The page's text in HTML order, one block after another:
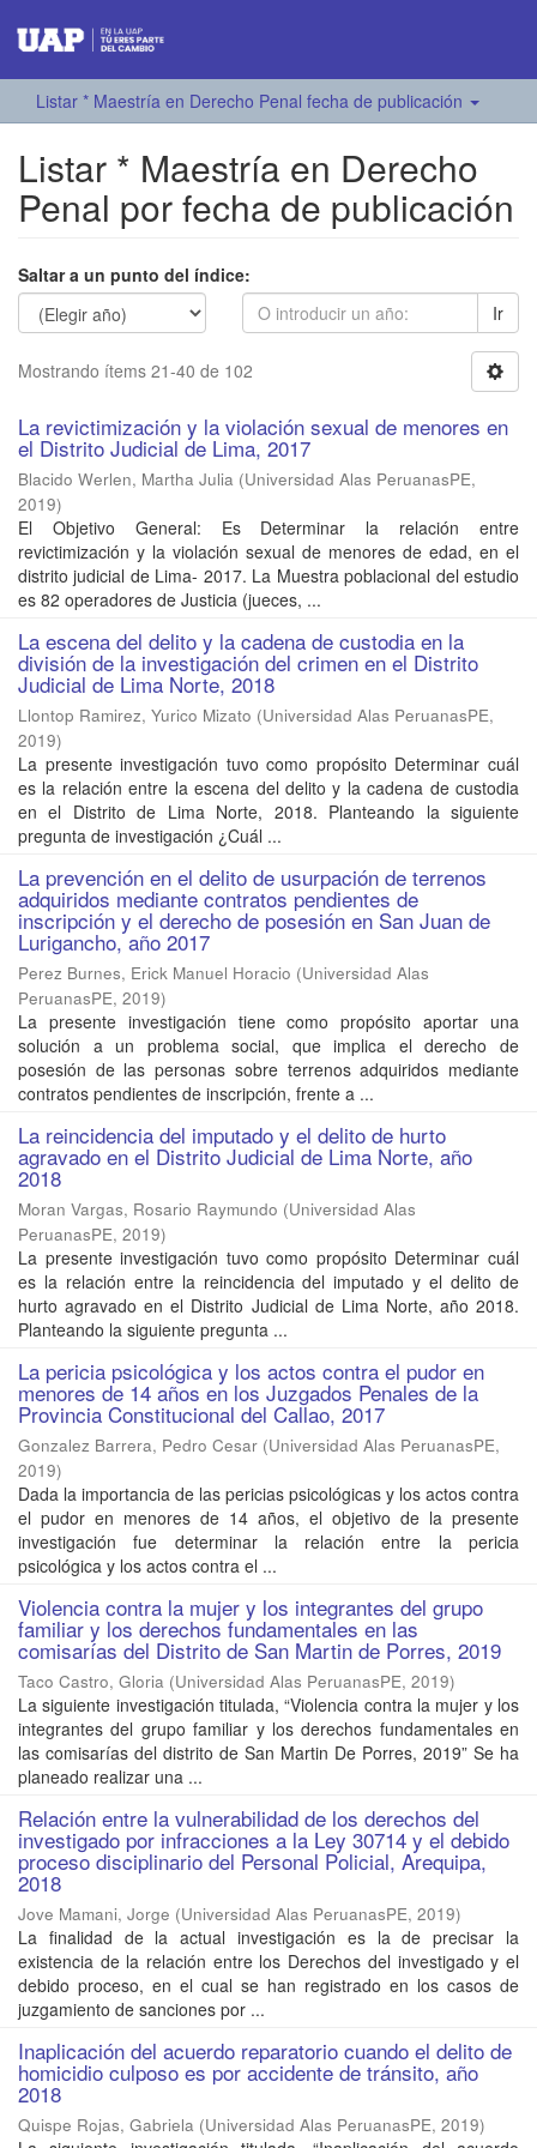
Listar * Maestría en Derecho Penal fecha de publicación
Listar * Maestría en Derecho
Penal por fecha de publicación
Saltar a un punto del índice:
Ir
Mostrando ítems 21-40 de 102
La revictimización y la violación sexual de menores en
el Distrito Judicial de Lima, 2017
Blacido Werlen, Martha Julia (Universidad Alas PeruanasPE,
2019)
El Objetivo General: Es Determinar la relación entre
revictimización y la violación sexual de menores de edad, en el
distrito judicial de Lima- 2017. La Muestra poblacional del estudio
es 82 operadores de Justicia (jueces, ...
La escena del delito y la cadena de custodia en la
división de la investigación del crimen en el Distrito
Judicial de Lima Norte, 2018
Llontop Ramirez, Yurico Mizato (Universidad Alas PeruanasPE,
2019)
La presente investigación tuvo como propósito Determinar cuál
es la relación entre la escena del delito y la cadena de custodia
en el Distrito de Lima Norte, 2018. Planteando la siguiente
pregunta de investigación ¿Cuál ...
La prevención en el delito de usurpación de terrenos
adquiridos mediante contratos pendientes de
inscripción y el derecho de posesión en San Juan de
Lurigancho, año 2017
Perez Burnes, Erick Manuel Horacio (Universidad Alas
PeruanasPE, 2019)
La presente investigación tiene como propósito aportar una
solución a un problema social, que implica el derecho de
posesión de las personas sobre terrenos adquiridos mediante
contratos pendientes de inscripción, frente a ...
La reincidencia del imputado y el delito de hurto
agravado en el Distrito Judicial de Lima Norte, año
2018
Moran Vargas, Rosario Raymundo (Universidad Alas
PeruanasPE, 2019)
La presente investigación tuvo como propósito Determinar cuál
es la relación entre la reincidencia del imputado y el delito de
hurto agravado en el Distrito Judicial de Lima Norte, año 2018.
Planteando la siguiente pregunta ...
La pericia psicológica y los actos contra el pudor en
menores de 14 años en los Juzgados Penales de la
Provincia Constitucional del Callao, 2017
Gonzalez Barrera, Pedro Cesar (Universidad Alas PeruanasPE,
2019)
Dada la importancia de las pericias psicológicas y los actos contra
el pudor en menores de 14 años, el objetivo de la presente
investigación fue determinar la relación entre la pericia
psicológica y los actos contra el ...
Violencia contra la mujer y los integrantes del grupo
familiar y los derechos fundamentales en las
comisarías del Distrito de San Martin de Porres, 2019
Taco Castro, Gloria (Universidad Alas PeruanasPE, 2019)
La siguiente investigación titulada, “Violencia contra la mujer y los
integrantes del grupo familiar y los derechos fundamentales en
las comisarías del distrito de San Martin De Porres, 2019” Se ha
planeado realizar una ...
Relación entre la vulnerabilidad de los derechos del
investigado por infracciones a la Ley 30714 y el debido
proceso disciplinario del Personal Policial, Arequipa,
2018
Jove Mamani, Jorge (Universidad Alas PeruanasPE, 2019)
La finalidad de la actual investigación es la de precisar la
existencia de la relación entre los Derechos del investigado y el
debido proceso, en el cual se han registrado en los casos de
juzgamiento de sanciones por ...
Inaplicación del acuerdo reparatorio cuando el delito de
homicidio culposo es por accidente de tránsito, año
2018
Quispe Rojas, Gabriela (Universidad Alas PeruanasPE, 2019)